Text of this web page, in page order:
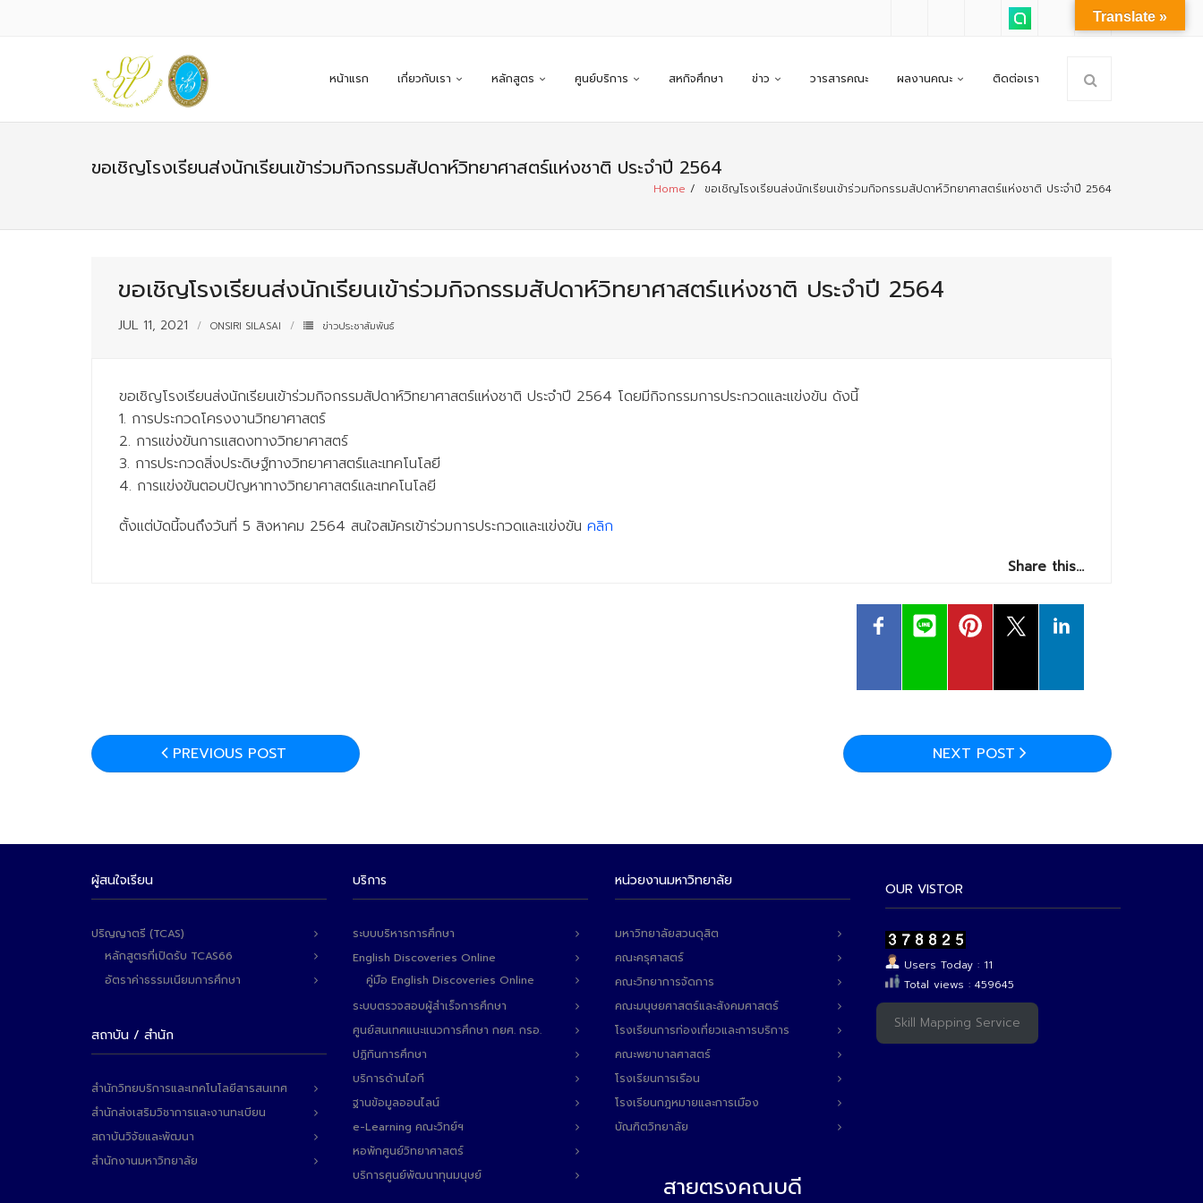
หน้าแรก เกี่ยวกับเรา หลักสูตร ศูนย์บริการ สหกิจศึกษา ข่าว วารสารคณะ ผลงานคณะ ติดต่อเรา
ขอเชิญโรงเรียนส่งนักเรียนเข้าร่วมกิจกรรมสัปดาห์วิทยาศาสตร์แห่งชาติ ประจำปี 2564
Home / ขอเชิญโรงเรียนส่งนักเรียนเข้าร่วมกิจกรรมสัปดาห์วิทยาศาสตร์แห่งชาติ ประจำปี 2564
ขอเชิญโรงเรียนส่งนักเรียนเข้าร่วมกิจกรรมสัปดาห์วิทยาศาสตร์แห่งชาติ ประจำปี 2564
JUL 11, 2021 ONSIRI SILASAI ข่าวประชาสัมพันธ์
ขอเชิญโรงเรียนส่งนักเรียนเข้าร่วมกิจกรรมสัปดาห์วิทยาศาสตร์แห่งชาติ ประจำปี 2564 โดยมีกิจกรรมการประกวดและแข่งขัน ดังนี้
1. การประกวดโครงงานวิทยาศาสตร์
2. การแข่งขันการแสดงทางวิทยาศาสตร์
3. การประกวดสิ่งประดิษฐ์ทางวิทยาศาสตร์และเทคโนโลยี
4. การแข่งขันตอบปัญหาทางวิทยาศาสตร์และเทคโนโลยี
ตั้งแต่บัดนี้จนถึงวันที่ 5 สิงหาคม 2564 สนใจสมัครเข้าร่วมการประกวดและแข่งขัน คลิก
Share this…
PREVIOUS POST NEXT POST
ผู้สนใจเรียน
ปริญญาตรี (TCAS)
หลักสูตรที่เปิดรับ TCAS66
อัตราค่าธรรมเนียมการศึกษา
สถาบัน / สำนัก
สำนักวิทยบริการและเทคโนโลยีสารสนเทศ
สำนักส่งเสริมวิชาการและงานทะเบียน
สถาบันวิจัยและพัฒนา
สำนักงานมหาวิทยาลัย
บริการ
ระบบบริหารการศึกษา
English Discoveries Online
คู่มือ English Discoveries Online
ระบบตรวจสอบผู้สำเร็จการศึกษา
ศูนย์สนเทศแนะแนวการศึกษา กยศ. กรอ.
ปฏิทินการศึกษา
บริการด้านไอที
ฐานข้อมูลออนไลน์
e-Learning คณะวิทย์ฯ
หอพักศูนย์วิทยาศาสตร์
บริการศูนย์พัฒนาทุนมนุษย์
หน่วยงานมหาวิทยาลัย
มหาวิทยาลัยสวนดุสิต
คณะครุศาสตร์
คณะวิทยาการจัดการ
คณะมนุษยศาสตร์และสังคมศาสตร์
โรงเรียนการท่องเที่ยวและการบริการ
คณะพยาบาลศาสตร์
โรงเรียนการเรือน
โรงเรียนกฎหมายและการเมือง
บัณฑิตวิทยาลัย
สายตรงคณบดี
OUR VISTOR
Users Today : 11
Total views : 459645
Skill Mapping Service
Translate »